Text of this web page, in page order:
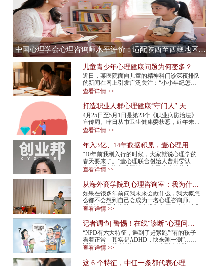
中国心理学会心理咨询师水平评价：适配陕西至西藏地区，心理咨询师水平评价全流程服务提供商
儿童青少年心理健康问题为何变多？应
该如何预防？
近日，某医院面向儿童的精神科门诊深夜排队
的新闻在网上引发广泛关注：“小小年纪怎么
得了抑郁症”“我们的孩子怎么了”……青少年心
查看详情 >>
打造职业人群心理健康“守门人” 天津
市职业人群心理咨询平台上线
4月25日至5月1日是第23个《职业病防治法》
宣传周。昨日从市卫生健康委获悉，近年来我
市职业病综合预防效果显著，2015年至2024年
2024年...
查看详情 >>
年入3亿、14年数据积累，壹心理用AI
打造心理服务行业“小怪兽”
“10年前我刚入行的时候，大家就说心理学的
春天要来了。”壹心理联合创始人曹洪雯认
为，心理咨询行业还处在“春天来临前的寒
标准...
查看详情 >>
从海外商学院到心理咨询室：我为什么
在34岁决定转行
如果在很多年前问我未来会做什么，我大概怎
么都不会想到自己会成为一名心理咨询师。我
硕士读的是商学院。后来进入大厂，也有过几
常、...
查看详情 >>
记者调查| 警惕！在线“诊断”心理问
题，越治越病！
“NPD有六大特征，遇到了赶紧跑”“有的孩子
看着正常，其实是ADHD，快来测一测”……
近期，以在线“诊断”NPD（自恋型人格障
的视频在网...
查看详情 >>
这 6 个特征，中任一条都代表心理咨